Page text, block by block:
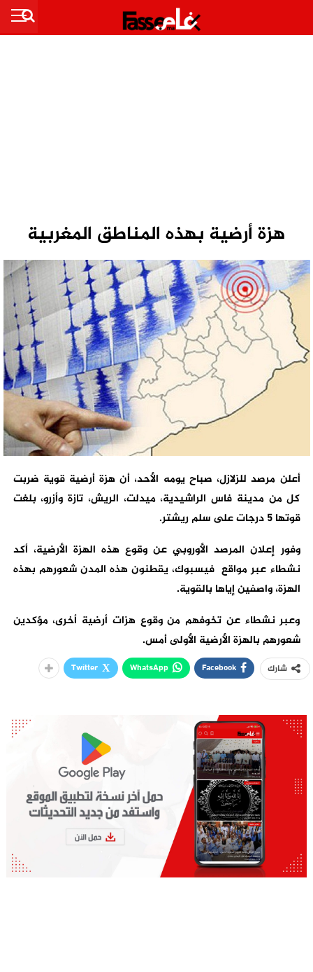
هزة أرضية بهذه المناطق المغربية
أعلن مرصد للزلازل، صباح يومه الأحد، أن هزة أرضية قوية ضربت
كل من مدينة فاس الراشيدية، ميدلت، الريش، تازة وأزرو، بلغت
قوتها 5 درجات على سلم ريشتر.
وفور إعلان المرصد الأوروبي عن وقوع هذه الهزة الأرضية، أكد
نشطاء عبر مواقع فيسبوك، يقطنون هذه المدن شعورهم بهذه
الهزة، واصفين إياها بالقوية.
وعبر نشطاء عن تخوفهم من وقوع هزات أرضية أخرى، مؤكدين
شعورهم بالهزة الأرضية الأولى أمس.
شارك Facebook
WhatsApp
Twitter